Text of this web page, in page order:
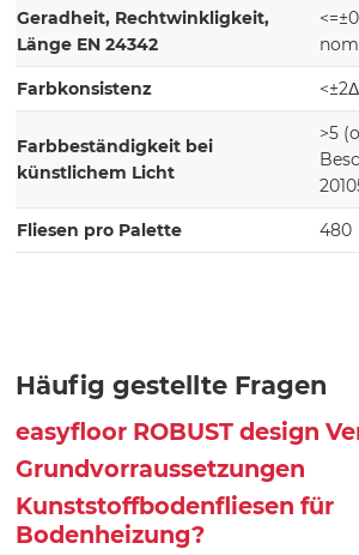
Geradheit, Rechtwinkligkeit,
Länge EN 24342
Farbkonsistenz
Farbbeständigkeit bei
künstlichem Licht
>5
Fliesen pro Palette 480
Häufig gestellte Fragen
easyfloor ROBUST design
Grundvorraussetzungen
Kunststoffbodenfliesen für
Bodenheizung?